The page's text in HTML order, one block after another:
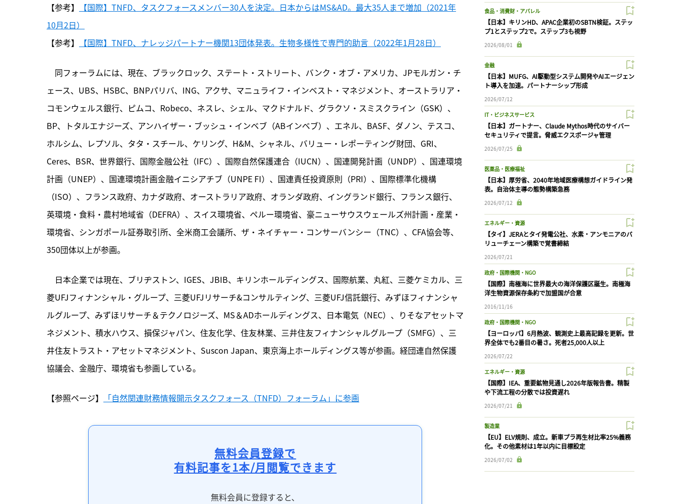
【参考】
【国際】TNFD、タスクフォースメンバー30人を決定。日本からはMS&AD。最大35人まで増加（2021年
10月2日）
【参考】
【国際】TNFD、ナレッジパートナー機関13団体発表。生物多様性で専門的助言（2022年1月28日）
同フォーラムには、 現在、ブラックロック、ステート・ストリート、バンク・オブ・アメリカ、JPモルガン・チ
ェース、UBS、HSBC、BNPパリバ、ING、アクサ、マニュライフ・インベスト・マネジメント、オーストラリア・
コモンウェルス銀行、ピムコ、Robeco、ネスレ、シェル、マクドナルド、グラクソ・スミスクライン（GSK）、
BP、トタルエナジーズ、アンハイザー・ブッシュ・インベブ（ABインベブ）、エネル、BASF、ダノン、テスコ、
ホルシム、レプソル、タタ・スチール、ケリング、H&M、シャネル、バリュー・レポーティング財団、GRI、
Ceres、BSR、世界銀行、国際金融公社（IFC）、国際自然保護連合（IUCN）、国連開発計画（UNDP）、国連環境
計画（UNEP）、国連環境計画金融イニシアチブ（UNPE FI）、国連責任投資原則（PRI）、国際標準化機構
（ISO）、フランス政府、カナダ政府、オーストラリア政府、オランダ政府、イングランド銀行、フランス銀行、
英環境・食料・農村地域省（DEFRA）、スイス環境省、ペルー環境省、豪ニューサウスウェールズ州計画・産業・
環境省、シンガポール証券取引所、全米商工会議所、ザ・ネイチャー・コンサーバンシー（TNC）、CFA協会等、
350団体以上が参画。
日本企業では現在、ブリヂストン、IGES、JBIB、キリンホールディングス、国際航業、丸紅、三菱ケミカル、三
菱UFJフィナンシャル・グループ、三菱UFJリサーチ&コンサルティング、三菱UFJ信託銀行、みずほフィナンシャ
ルグループ、みずほリサーチ＆テクノロジーズ、MS＆ADホールディングス、日本電気（NEC）、りそなアセットマ
ネジメント、積水ハウス、損保ジャパン、住友化学、住友林業、三井住友フィナンシャルグループ（SMFG）、三
井住友トラスト・アセットマネジメント、Suscon Japan、東京海上ホールディングス等が参画。経団連自然保護
協議会、金融庁、環境省も参画している。
【参照ページ】 「自然関連財務情報開示タスクフォース（TNFD）フォーラム」に参画
無料会員登録で
有料記事を1本/月閲覧できます
無料会員に登録すると、
食品・消費財・アパレル
【日本】キリンHD、APAC企業初のSBTN検証。ステッ
プ1とステップ2で。ステップ3も視野
2026/08/01
金融
【日本】MUFG、AI駆動型システム開発やAIエージェン
ト導入を加速。パートナーシップ形成
2026/07/12
IT・ビジネスサービス
【日本】ガートナー、Claude Mythos時代のサイバー
セキュリティで提言。脅威エクスポージャ管理
2026/07/25
医薬品・医療福祉
【日本】厚労省、2040年地域医療構想ガイドライン発
表。自治体主導の態勢構築急務
2026/07/12
エネルギー・資源
【タイ】JERAとタイ発電公社、水素・アンモニアのバ
リューチェーン構築で覚書締結
2026/07/21
政府・国際機関・NGO
【国際】南極海に世界最大の海洋保護区誕生。南極海
洋生物資源保存条約で加盟国が合意
2016/11/16
政府・国際機関・NGO
【ヨーロッパ】6月熱波、観測史上最高記録を更新。世
界全体でも2番目の暑さ。死者25,000人以上
2026/07/22
エネルギー・資源
【国際】IEA、重要鉱物見通し2026年版報告書。精製
や下流工程の分散では投資遅れ
2026/07/21
製造業
【EU】ELV規則、成立。新車プラ再生材比率25%義務
化。その他素材は1年以内に目標設定
2026/07/02